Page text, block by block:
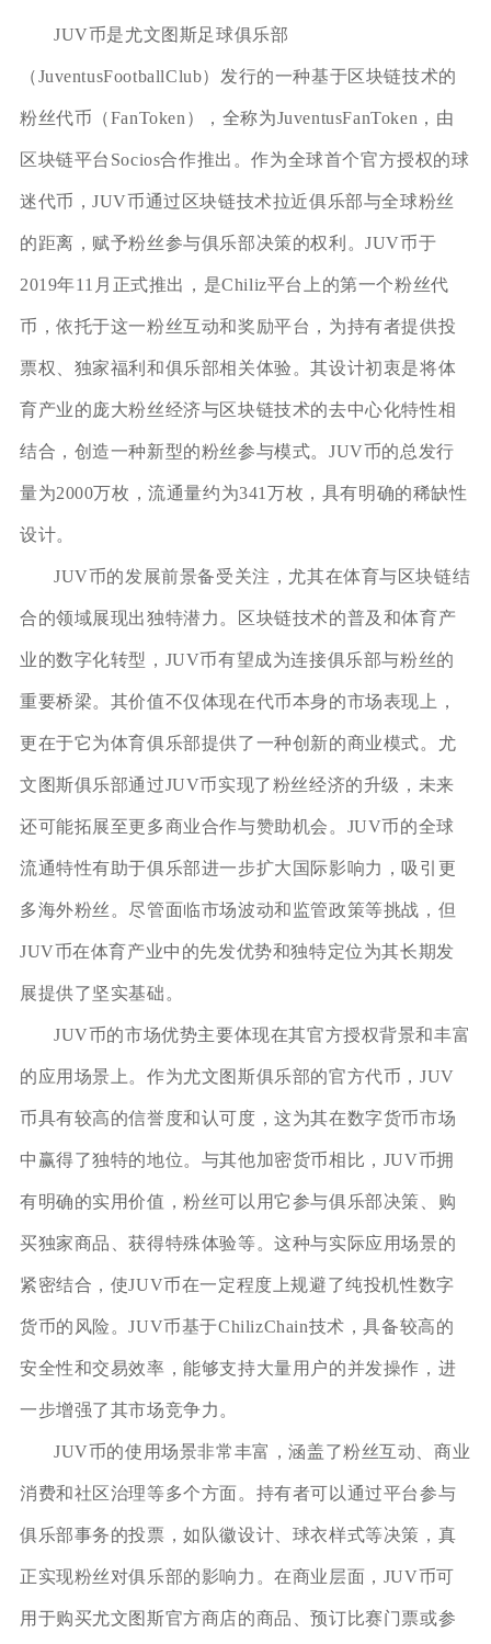
JUV币是尤文图斯足球俱乐部
（JuventusFootballClub）发行的一种基于区块链技术的
粉丝代币（FanToken），全称为JuventusFanToken，由
区块链平台Socios合作推出。作为全球首个官方授权的球
迷代币，JUV币通过区块链技术拉近俱乐部与全球粉丝
的距离，赋予粉丝参与俱乐部决策的权利。JUV币于
2019年11月正式推出，是Chiliz平台上的第一个粉丝代
币，依托于这一粉丝互动和奖励平台，为持有者提供投
票权、独家福利和俱乐部相关体验。其设计初衷是将体
育产业的庞大粉丝经济与区块链技术的去中心化特性相
结合，创造一种新型的粉丝参与模式。JUV币的总发行
量为2000万枚，流通量约为341万枚，具有明确的稀缺性
设计。
JUV币的发展前景备受关注，尤其在体育与区块链结
合的领域展现出独特潜力。区块链技术的普及和体育产
业的数字化转型，JUV币有望成为连接俱乐部与粉丝的
重要桥梁。其价值不仅体现在代币本身的市场表现上，
更在于它为体育俱乐部提供了一种创新的商业模式。尤
文图斯俱乐部通过JUV币实现了粉丝经济的升级，未来
还可能拓展至更多商业合作与赞助机会。JUV币的全球
流通特性有助于俱乐部进一步扩大国际影响力，吸引更
多海外粉丝。尽管面临市场波动和监管政策等挑战，但
JUV币在体育产业中的先发优势和独特定位为其长期发
展提供了坚实基础。
JUV币的市场优势主要体现在其官方授权背景和丰富
的应用场景上。作为尤文图斯俱乐部的官方代币，JUV
币具有较高的信誉度和认可度，这为其在数字货币市场
中赢得了独特的地位。与其他加密货币相比，JUV币拥
有明确的实用价值，粉丝可以用它参与俱乐部决策、购
买独家商品、获得特殊体验等。这种与实际应用场景的
紧密结合，使JUV币在一定程度上规避了纯投机性数字
货币的风险。JUV币基于ChilizChain技术，具备较高的
安全性和交易效率，能够支持大量用户的并发操作，进
一步增强了其市场竞争力。
JUV币的使用场景非常丰富，涵盖了粉丝互动、商业
消费和社区治理等多个方面。持有者可以通过平台参与
俱乐部事务的投票，如队徽设计、球衣样式等决策，真
正实现粉丝对俱乐部的影响力。在商业层面，JUV币可
用于购买尤文图斯官方商店的商品、预订比赛门票或参